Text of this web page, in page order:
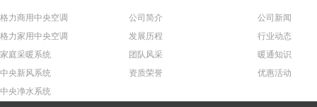
格力商用中央空调
格力家用中央空调
家庭采暖系统
中央新风系统
中央净水系统
公司简介
发展历程
团队风采
资质荣誉
公司新闻
行业动态
暖通知识
优惠活动